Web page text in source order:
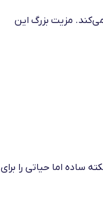
می‌کند. مزیت بزرگ این
ساده اما حیاتی را برای